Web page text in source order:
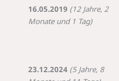
16.05.2019 (12 Jahre, 2
Monate und 1 Tag)
23.12.2024 (5 Jahre, 8